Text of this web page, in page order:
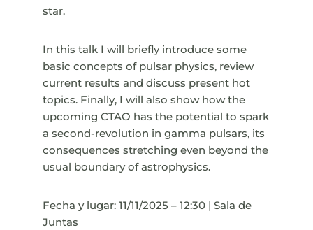
star.
In this talk I will briefly introduce some
basic concepts of pulsar physics, review
current results and discuss present hot
topics. Finally, I will also show how the
upcoming CTAO has the potential to spark
a second-revolution in gamma pulsars, its
consequences stretching even beyond the
usual boundary of astrophysics.
Fecha y lugar: 11/11/2025 – 12:30 | Sala de
Juntas